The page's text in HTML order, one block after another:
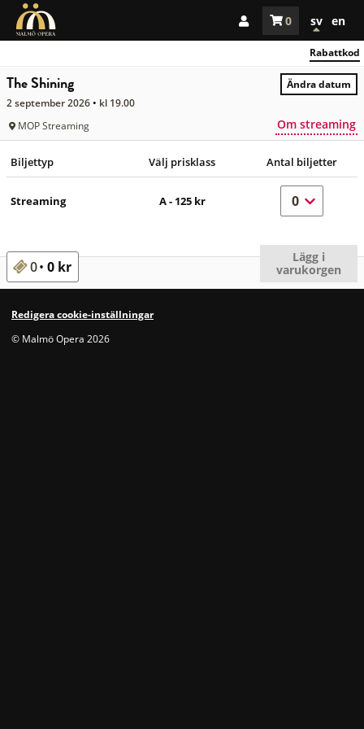
LaddarSe alla föreställningar
Konto
Biljetter
0
föremålsv en
Rabattkod
The Shining
2 september 2026 kl 19.00
Ändra datum
Choose
MOP Streaming Om streaming
Biljettyp Välj prisklass Antal biljetter
Biljettyp
Streaming Välj prisklass
A - 125 kr Antal
0
0 seats selected
0 kr
Lägg i
varukorgen
Redigera cookie-inställningar
© Malmö Opera 2026